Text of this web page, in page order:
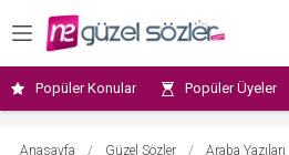
Popüler Konular Popüler Üyeler
Anasayfa / Güzel Sözler / Araba Yazıları